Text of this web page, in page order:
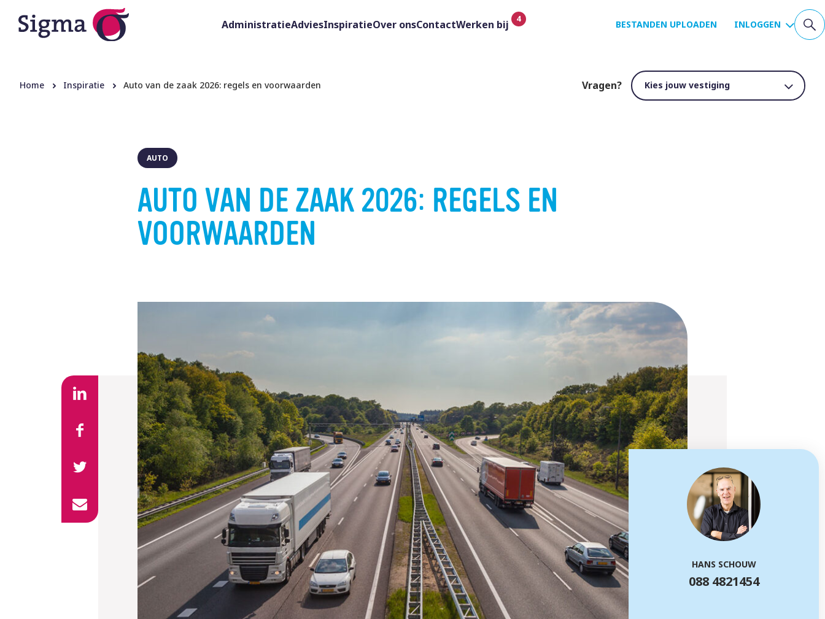
AdministratieAdviesInspiratieOver onsContactWerken bij BESTANDEN UPLOADEN INLOGGEN
Home Inspiratie Auto van de zaak 2026: regels en voorwaarden Vragen?
AUTO
AUTO VAN DE ZAAK 2026: REGELS EN
VOORWAARDEN
HANS SCHOUW
088 4821454